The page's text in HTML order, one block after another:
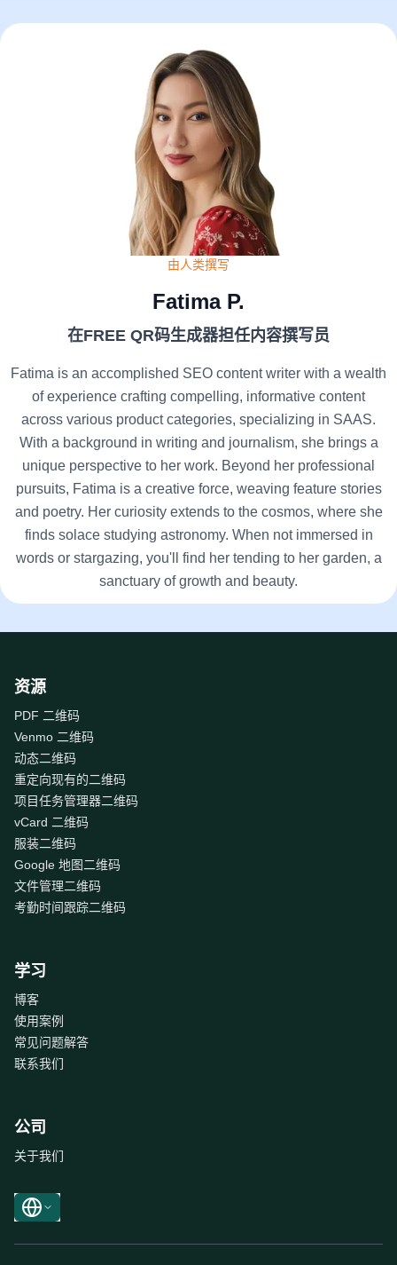
由人类撰写
Fatima P.
在FREE QR码生成器担任内容撰写员
Fatima is an accomplished SEO content writer with a wealth
of experience crafting compelling, informative content
across various product categories, specializing in SAAS.
With a background in writing and journalism, she brings a
unique perspective to her work. Beyond her professional
pursuits, Fatima is a creative force, weaving feature stories
and poetry. Her curiosity extends to the cosmos, where she
finds solace studying astronomy. When not immersed in
words or stargazing, you'll find her tending to her garden, a
sanctuary of growth and beauty.
资源
PDF 二维码
Venmo 二维码
动态二维码
重定向现有的二维码
项目任务管理器二维码
vCard 二维码
服装二维码
Google 地图二维码
文件管理二维码
考勤时间跟踪二维码
学习
博客
使用案例
常见问题解答
联系我们
公司
关于我们